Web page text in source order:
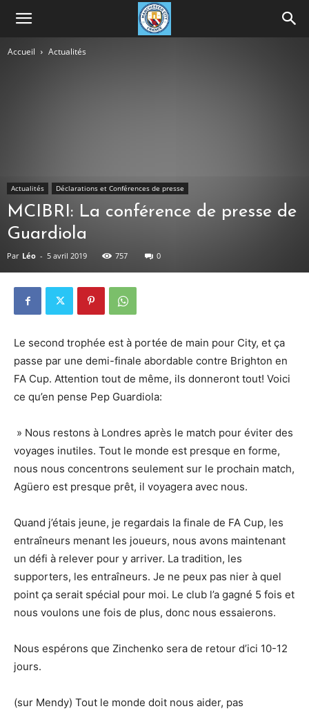
Accueil Actualités
Actualités Déclarations et Conférences de presse
MCIBRI: La conférence de presse de
Guardiola
Par Léo - 5 avril 2019 757 0
Le second trophée est à portée de main pour City, et ça
passe par une demi-finale abordable contre Brighton en
FA Cup. Attention tout de même, ils donneront tout! Voici
ce qu’en pense Pep Guardiola:
» Nous restons à Londres après le match pour éviter des
voyages inutiles. Tout le monde est presque en forme,
nous nous concentrons seulement sur le prochain match,
Agüero est presque prêt, il voyagera avec nous.
Quand j’étais jeune, je regardais la finale de FA Cup, les
entraîneurs menant les joueurs, nous avons maintenant
un défi à relever pour y arriver. La tradition, les
supporters, les entraîneurs. Je ne peux pas nier à quel
point ça serait spécial pour moi. Le club l’a gagné 5 fois et
nous voulons une fois de plus, donc nous essaierons.
Nous espérons que Zinchenko sera de retour d’ici 10-12
jours.
(sur Mendy) Tout le monde doit nous aider, pas